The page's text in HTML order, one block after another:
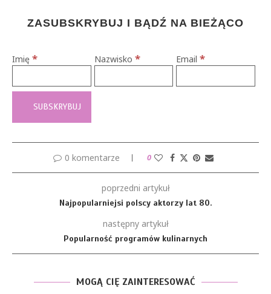
ZASUBSKRYBUJ I BĄDŹ NA BIEŻĄCO
Imię * Nazwisko * Email*
0 komentarze 0
poprzedni artykuł
Najpopularniejsi polscy aktorzy lat 80.
następny artykuł
Popularność programów kulinarnych
MOGĄ CIĘ ZAINTERESOWAĆ